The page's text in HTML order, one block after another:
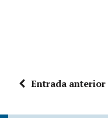
Entrada anterior